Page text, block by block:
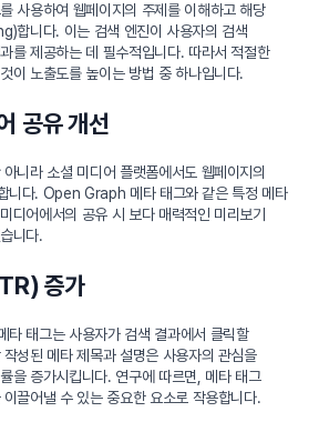
사용하여 웹페이지의 주제를 이해하고 해당
합니다. 이는 검색 엔진이 사용자의 검색
를 제공하는 데 필수적입니다. 따라서 적절한
이 노출도를 높이는 방법 중 하나입니다.
공유 개선
니라 소셜 미디어 플랫폼에서도 웹페이지의
니다. Open Graph 메타 태그와 같은 특정 메타
디어에서의 공유 시 보다 매력적인 미리보기
니다.
증가
타 태그는 사용자가 검색 결과에서 클릭할
성된 메타 제목과 설명은 사용자의 관심을
을 증가시킵니다. 연구에 따르면, 메타 태그
끌어낼 수 있는 중요한 요소로 작용합니다.